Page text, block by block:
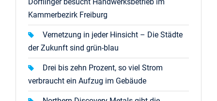
Kammerbezirk Freiburg
Vernetzung in jeder Hinsicht – Die Städte
der Zukunft sind grün-blau
Drei bis zehn Prozent, so viel Strom
verbraucht ein Aufzug im Gebäude